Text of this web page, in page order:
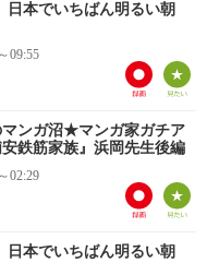
本でいちばん明るい朝
09:55
マンガ沼★マンガ家ガチア
鉄筋家族』浜岡先生後編
02:29
本でいちばん明るい朝